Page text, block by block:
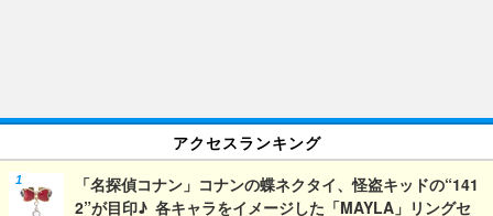
アクセスランキング
「名探偵コナン」コナンの蝶ネクタイ、怪盗キッドの“141
2”が目印♪ 各キャラをイメージした「MAYLA」リングセ